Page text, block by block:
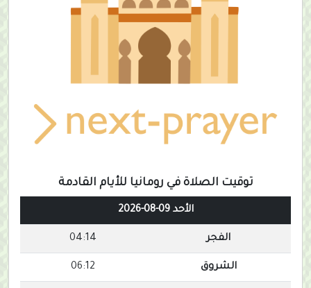
توقيت الصلاة في رومانيا للأيام القادمة
الأحد 09-08-2026
الفجر 04:14
الشروق 06:12